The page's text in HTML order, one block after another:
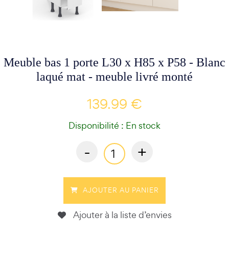
Meuble bas 1 porte L30 x H85 x P58 - Blanc
laqué mat - meuble livré monté
139.99 €
Disponibilité : En stock
- +
AJOUTER AU PANIER
Ajouter à la liste d’envies